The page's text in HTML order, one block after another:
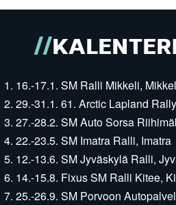
1. 16.-17.1. SM Ralli Mikkeli,
2. 29.-31.1. 61. Arctic Lapland
3. 27.-28.2. SM Auto Sorsa
4. 22.-23.5. SM Imatra Ralli, Imatra
5. 12.-13.6. SM Jyväskylä Ralli,
6. 14.-15.8. Fixus SM Ralli Kitee,
7. 25.-26.9. SM Porvoon